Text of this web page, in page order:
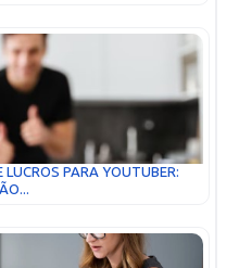
PARA YOUTUBER: